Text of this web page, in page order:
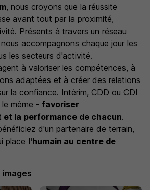
, nous croyons que la réussite
avant tout par la proximité,
Présents à travers un réseau
accompagnons chaque jour les
les secteurs d'activité.
à valoriser les compétences, à
adaptées et à créer des relations
la confiance. Intérim, CDD ou CDI
même - favoriser
et la performance de chacun.
d'un partenaire de terrain,
place l'humain au centre de